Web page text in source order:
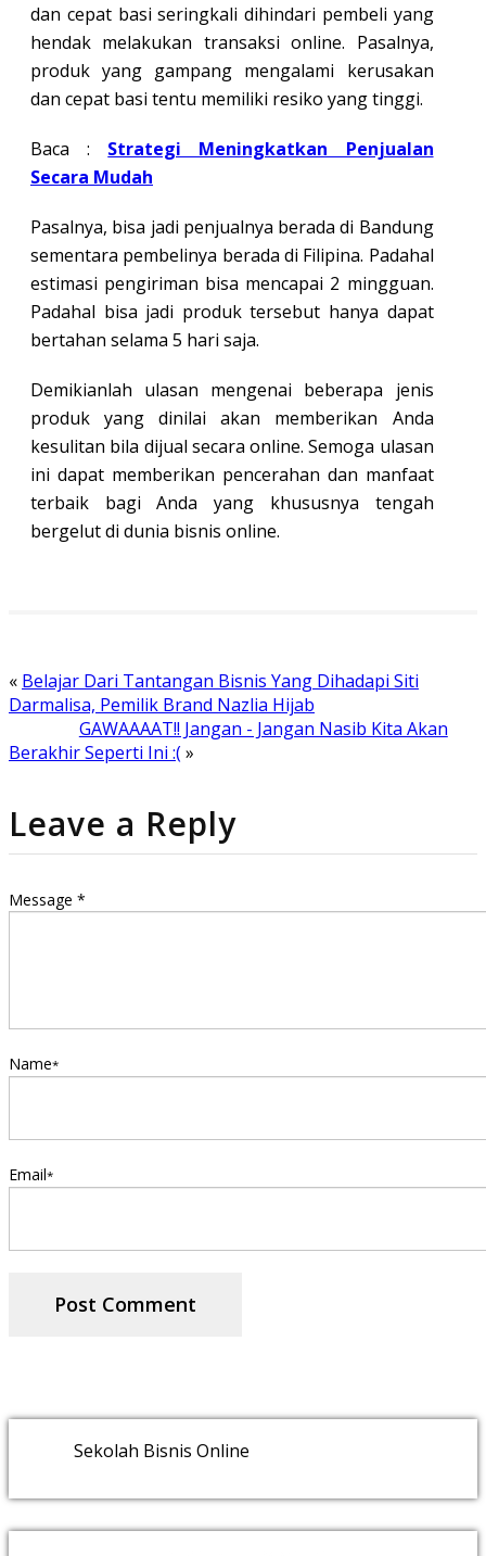
dan cepat basi seringkali dihindari pembeli yang
hendak melakukan transaksi online. Pasalnya,
produk yang gampang mengalami kerusakan
dan cepat basi tentu memiliki resiko yang tinggi.
Baca : Strategi Meningkatkan Penjualan
Secara Mudah
Pasalnya, bisa jadi penjualnya berada di Bandung
sementara pembelinya berada di Filipina. Padahal
estimasi pengiriman bisa mencapai 2 mingguan.
Padahal bisa jadi produk tersebut hanya dapat
bertahan selama 5 hari saja.
Demikianlah ulasan mengenai beberapa jenis
produk yang dinilai akan memberikan Anda
kesulitan bila dijual secara online. Semoga ulasan
ini dapat memberikan pencerahan dan manfaat
terbaik bagi Anda yang khususnya tengah
bergelut di dunia bisnis online.
« Belajar Dari Tantangan Bisnis Yang Dihadapi Siti
Darmalisa, Pemilik Brand Nazlia Hijab
GAWAAAAT!! Jangan - Jangan Nasib Kita Akan
Berakhir Seperti Ini :(»
Leave a Reply
Message *
Name*
Email*
Sekolah Bisnis Online